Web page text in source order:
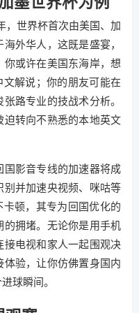
，世界杯首次由美国、加
外华人，这既是盛宴，
或许在美国东海岸，想
解说；你的朋友可能在
路专业的技战术分析。
转向不熟悉的本地英文
影音专线的加速器将成
并加速央视频、咪咕等
顿，其专为回国优化的
拥堵。无论你是用手机
电视和家人一起围观决
验，让你仿佛置身国内
球瞬间。